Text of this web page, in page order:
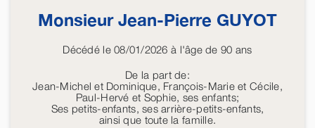
Monsieur Jean-Pierre GUYOT
Décédé le 08/01/2026 à l'âge de 90 ans
De la part de:
Jean-Michel et Dominique, François-Marie et Cécile,
Paul-Hervé et Sophie, ses enfants;
Ses petits-enfants, ses arrière-petits-enfants,
ainsi que toute la famille.